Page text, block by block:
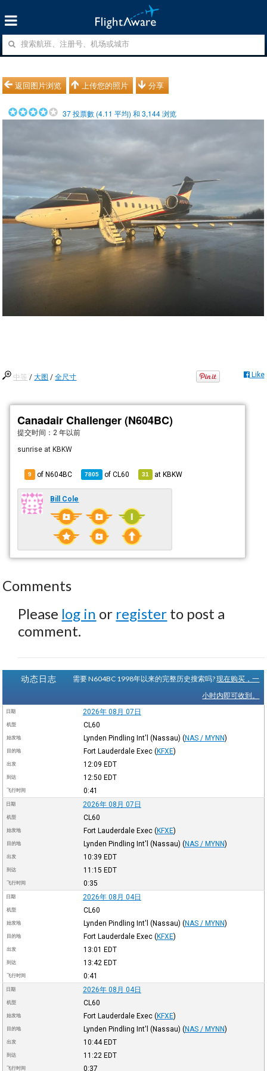
返回图片浏览 上传您的照片 分享
37投票數 (4.11 平均) 和3,144浏览
中等 /大图 /全尺寸 Like
Canadair Challenger (N604BC)
提交时间： 2 年以前
sunrise at KBKW
9 of N604BC 7805 ofCL60 31 atKBKW
Bill Cole
Comments
Please log in or register to post a
comment.
动态日志 需要 N604BC 1998年以来的完整历史搜索吗?现在购买，一
小时内即可收到。
日期 2026年 08月 07日
机型 CL60
始发地 Lynden Pindling Int'l (Nassau) (NAS / MYNN)
目的地 Fort Lauderdale Exec (KFXE)
出发 12:09 EDT
到达 12:50 EDT
飞行时间 0:41
日期 2026年 08月 07日
机型 CL60
始发地 Fort Lauderdale Exec (KFXE)
目的地 Lynden Pindling Int'l (Nassau) (NAS / MYNN)
出发 10:39 EDT
到达 11:15 EDT
飞行时间 0:35
日期 2026年 08月 04日
机型 CL60
始发地 Lynden Pindling Int'l (Nassau) (NAS / MYNN)
目的地 Fort Lauderdale Exec (KFXE)
出发 13:01 EDT
到达 13:42 EDT
飞行时间 0:41
日期 2026年 08月 04日
机型 CL60
始发地 Fort Lauderdale Exec (KFXE)
目的地 Lynden Pindling Int'l (Nassau) (NAS / MYNN)
出发 10:44EDT
到达 11:22 EDT
飞行时间 0:37